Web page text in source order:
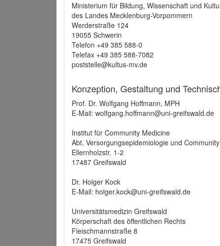
Ministerium für Bildung, Wissenschaft und
des Landes Mecklenburg-Vorpommern
Werderstraße 124
19055 Schwerin
Telefon +49 385 588-0
Telefax +49 385 588-7082
poststelle@kultus-mv.de
Konzeption, Gestaltung und
Prof. Dr. Wolfgang Hoffmann, MPH
E-Mail: wolfgang.hoffmann@uni-greifswald.de
Institut für Community Medicine
Abt. Versorgungsepidemiologie und
Ellernholzstr. 1-2
17487 Greifswald
Dr. Holger Kock
E-Mail: holger.kock@uni-greifswald.de
Universitätsmedizin Greifswald
Körperschaft des öffentlichen Rechts
Fleischmannstraße 8
17475 Greifswald